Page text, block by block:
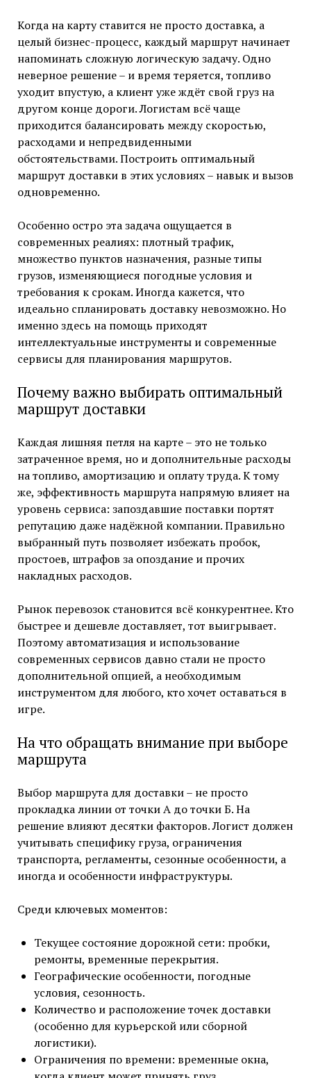
Когда на карту ставится не просто доставка, а
целый бизнес-процесс, каждый маршрут начинает
напоминать сложную логическую задачу. Одно
неверное решение – и время теряется, топливо
уходит впустую, а клиент уже ждёт свой груз на
другом конце дороги. Логистам всё чаще
приходится балансировать между скоростью,
расходами и непредвиденными
обстоятельствами. Построить оптимальный
маршрут доставки в этих условиях – навык и вызов
одновременно.
Особенно остро эта задача ощущается в
современных реалиях: плотный трафик,
множество пунктов назначения, разные типы
грузов, изменяющиеся погодные условия и
требования к срокам. Иногда кажется, что
идеально спланировать доставку невозможно. Но
именно здесь на помощь приходят
интеллектуальные инструменты и современные
сервисы для планирования маршрутов.
Почему важно выбирать оптимальный
маршрут доставки
Каждая лишняя петля на карте – это не только
затраченное время, но и дополнительные расходы
на топливо, амортизацию и оплату труда. К тому
же, эффективность маршрута напрямую влияет на
уровень сервиса: запоздавшие поставки портят
репутацию даже надёжной компании. Правильно
выбранный путь позволяет избежать пробок,
простоев, штрафов за опоздание и прочих
накладных расходов.
Рынок перевозок становится всё конкурентнее. Кто
быстрее и дешевле доставляет, тот выигрывает.
Поэтому автоматизация и использование
современных сервисов давно стали не просто
дополнительной опцией, а необходимым
инструментом для любого, кто хочет оставаться в
игре.
На что обращать внимание при выборе
маршрута
Выбор маршрута для доставки – не просто
прокладка линии от точки А до точки Б. На
решение влияют десятки факторов. Логист должен
учитывать специфику груза, ограничения
транспорта, регламенты, сезонные особенности, а
иногда и особенности инфраструктуры.
Среди ключевых моментов:
Текущее состояние дорожной сети: пробки,
ремонты, временные перекрытия.
Географические особенности, погодные
условия, сезонность.
Количество и расположение точек доставки
(особенно для курьерской или сборной
логистики).
Ограничения по времени: временные окна,